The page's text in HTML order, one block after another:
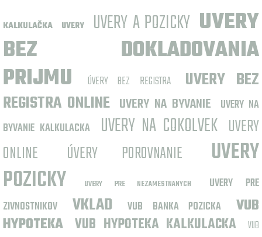
KALKULAČKA UVERY UVERY A POZICKY UVERY
BEZ DOKLADOVANIA
PRIJMU
ÚVERY BEZ REGISTRA
UVERY BEZ
REGISTRA ONLINE UVERY NA BYVANIE
UVERY NA
BYVANIE KALKULACKA
UVERY NA COKOLVEK UVERY
ONLINE
ÚVERY POROVNANIE
UVERY
POZICKY
UVERY PRE NEZAMESTNANYCH
UVERY PRE
ZIVNOSTNIKOV
VKLAD VUB BANKA POZICKA
VUB
HYPOTEKA VUB HYPOTEKA KALKULACKA
VUB